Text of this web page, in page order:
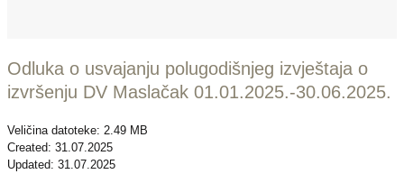
Odluka o usvajanju polugodišnjeg izvještaja o
izvršenju DV Maslačak 01.01.2025.-30.06.2025.
Veličina datoteke: 2.49 MB
Created: 31.07.2025
Updated: 31.07.2025